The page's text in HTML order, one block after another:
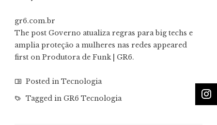
gr6.com.br
The post Governo atualiza regras para big techs e
amplia proteção a mulheres nas redes appeared
first on Produtora de Funk | GR6.
Posted in Tecnologia
Tagged in GR6 Tecnologia